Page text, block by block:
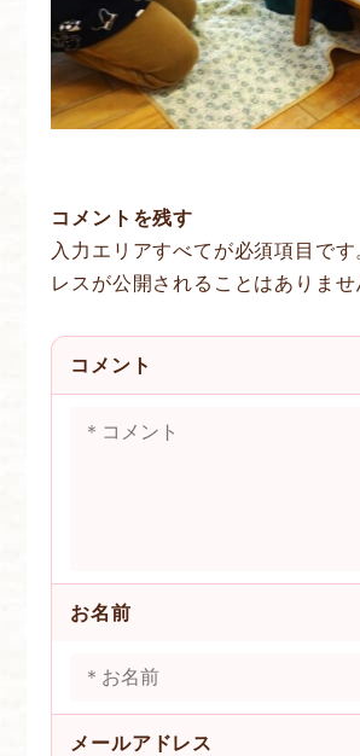
コメントを残す
入力エリアすべてが必須項目です
レスが公開されることはありませ
コメント
お名前
メールアドレス